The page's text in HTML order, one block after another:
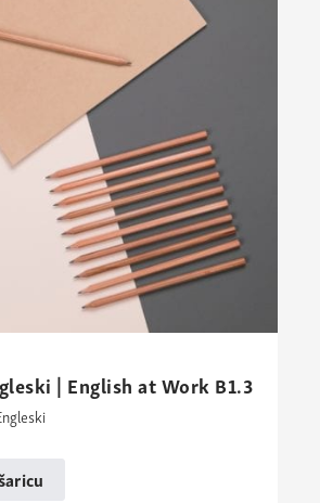
| English at Work B1.3